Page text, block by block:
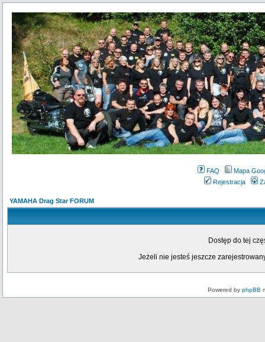
FAQ
Mapa
Rejestracja
YAMAHA Drag Star FORUM
Dostęp do tej
Jeżeli nie jesteś jeszcze
Powered by phpBB